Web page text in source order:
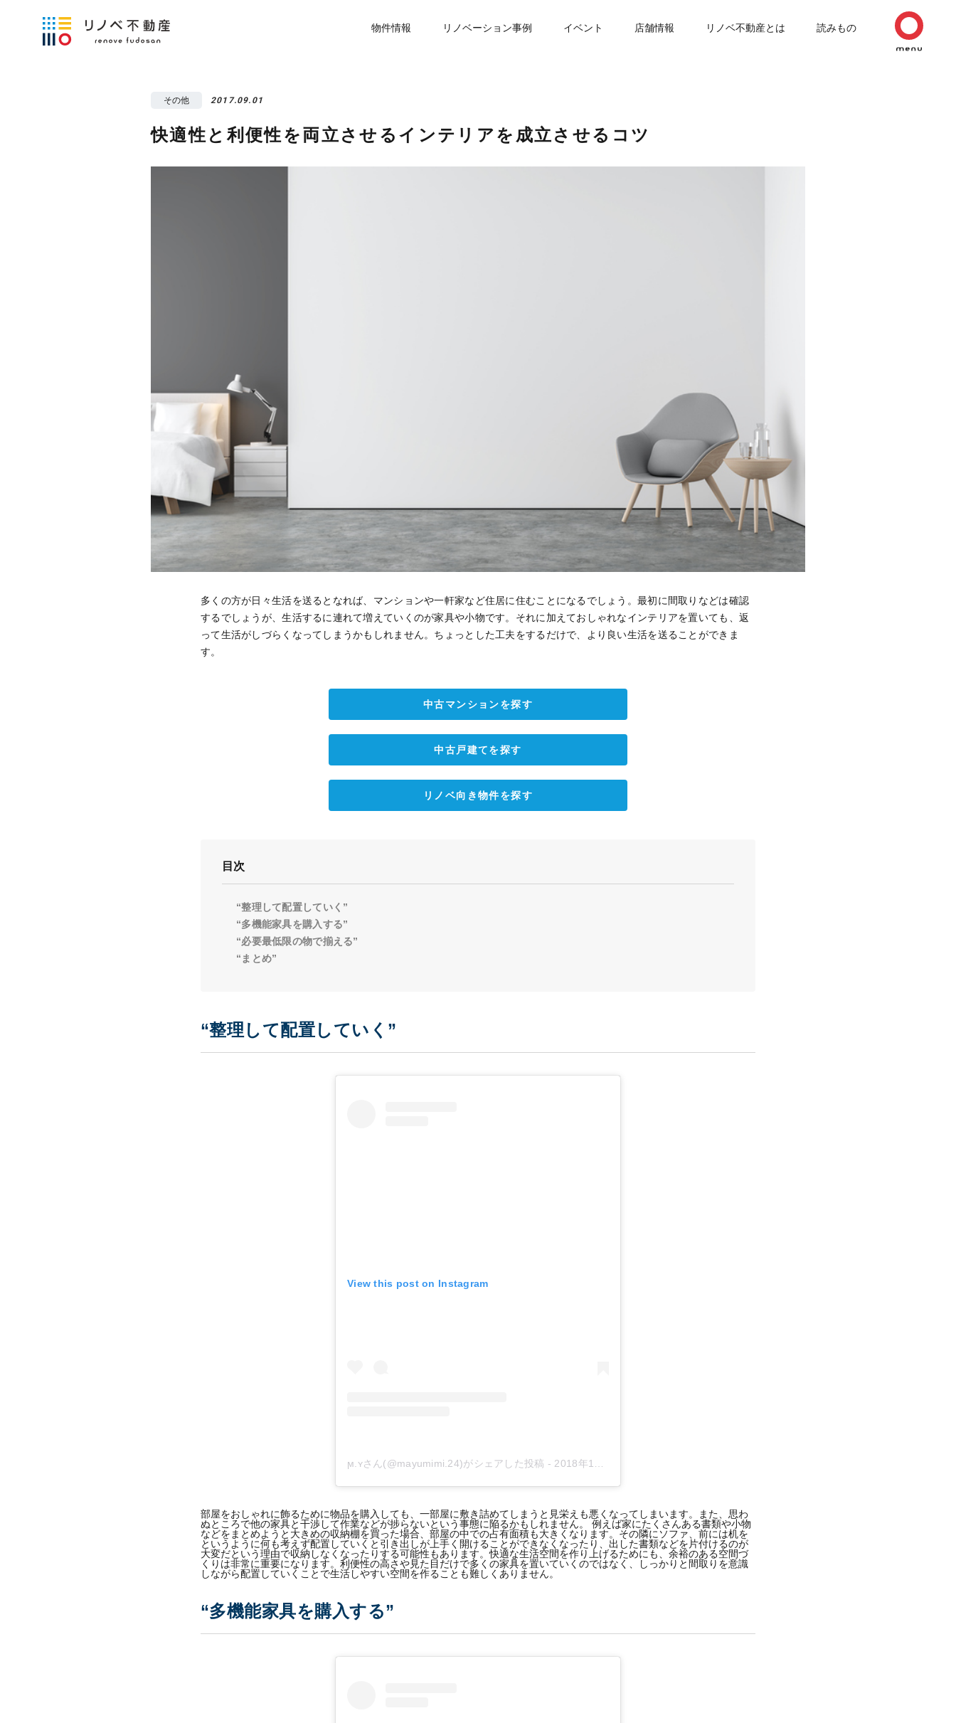
物件情報 リノベーション事例 イベント 店舗情報 リノベ不動産とは 読みもの
その他 2017.09.01
快適性と利便性を両立させるインテリアを成立させるコツ
多くの方が日々生活を送るとなれば、マンションや一軒家など住居に住むことになるでしょう。最初に間取りなどは確認
するでしょうが、生活するに連れて増えていくのが家具や小物です。それに加えておしゃれなインテリアを置いても、返
って生活がしづらくなってしまうかもしれません。ちょっとした工夫をするだけで、より良い生活を送ることができま
す。
中古マンションを探す
中古戸建てを探す
リノベ向き物件を探す
目次
“整理して配置していく”
“多機能家具を購入する”
“必要最低限の物で揃える”
“まとめ”
“整理して配置していく”
View this post on Instagram
ϻ.ʏさん(@mayumimi.24)がシェアした投稿 - 2018年11月月22日午後7時13分PST
部屋をおしゃれに飾るために物品を購入しても、一部屋に敷き詰めてしまうと見栄えも悪くなってしまいます。また、思わ
ぬところで他の家具と干渉して作業などが捗らないという事態に陥るかもしれません。 例えば家にたくさんある書類や小物
などをまとめようと大きめの収納棚を買った場合、部屋の中での占有面積も大きくなります。その隣にソファ、前には机を
というように何も考えず配置していくと引き出しが上手く開けることができなくなったり、出した書類などを片付けるのが
大変だという理由で収納しなくなったりする可能性もあります。快適な生活空間を作り上げるためにも、余裕のある空間づ
くりは非常に重要になります。利便性の高さや見た目だけで多くの家具を置いていくのではなく、しっかりと間取りを意識
しながら配置していくことで生活しやすい空間を作ることも難しくありません。
“多機能家具を購入する”